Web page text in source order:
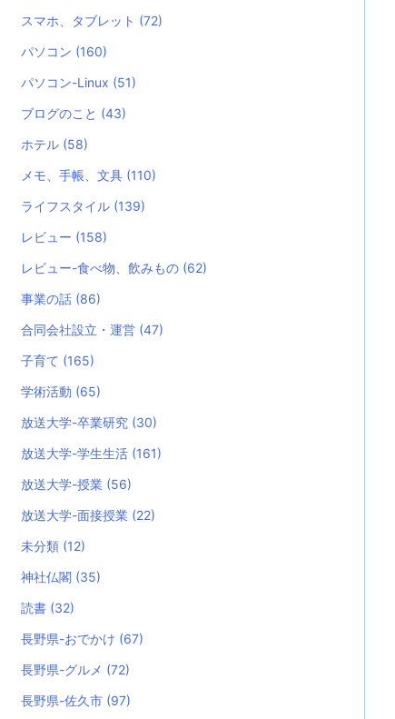
スマホ、タブレット (72)
パソコン (160)
パソコン-Linux (51)
ブログのこと (43)
ホテル (58)
メモ、手帳、文具 (110)
ライフスタイル (139)
レビュー (158)
レビュー-食べ物、飲みもの (62)
事業の話 (86)
合同会社設立・運営 (47)
子育て (165)
学術活動 (65)
放送大学-卒業研究 (30)
放送大学-学生生活 (161)
放送大学-授業 (56)
放送大学-面接授業 (22)
未分類 (12)
神社仏閣 (35)
読書 (32)
長野県-おでかけ (67)
長野県-グルメ (72)
長野県-佐久市 (97)